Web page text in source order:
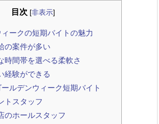
目次 [非表示]
ークの短期バイトの魅力
の案件が多い
時間帯を選べる柔軟さ
経験ができる
ルデンウィーク短期バイト
トスタッフ
のホールスタッフ